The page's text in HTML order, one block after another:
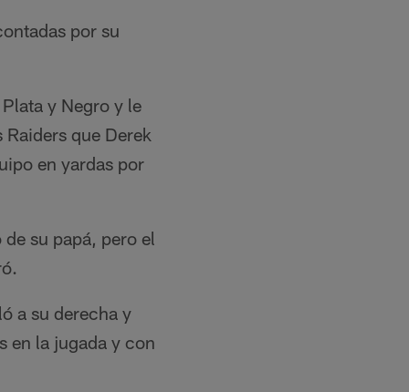
por su
y Negro y le
que Derek
en yardas por
su papá, pero el
a su derecha y
en la jugada y con